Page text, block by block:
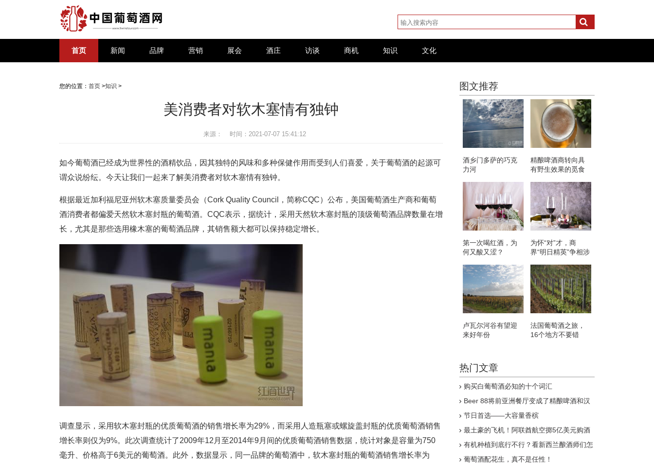
首页 新闻 品牌 营销 展会 酒庄 访谈 商机 知识 文化
您的位置： 首页 >知识 >
美消费者对软木塞情有独钟
来源： 时间：2021-07-07 15:41:12
如今葡萄酒已经成为世界性的酒精饮品，因其独特的风味和多种保健作用而受到人们喜爱，关于葡萄酒的起源可
谓众说纷纭。今天让我们一起来了解美消费者对软木塞情有独钟。
根据最近加利福尼亚州软木塞质量委员会（Cork Quality Council，简称CQC）公布，美国葡萄酒生产商和葡萄
酒消费者都偏爱天然软木塞封瓶的葡萄酒。CQC表示，据统计，采用天然软木塞封瓶的顶级葡萄酒品牌数量在增
长，尤其是那些选用橡木塞的葡萄酒品牌，其销售额大都可以保持稳定增长。
调查显示，采用软木塞封瓶的优质葡萄酒的销售增长率为29%，而采用人造瓶塞或螺旋盖封瓶的优质葡萄酒销售
增长率则仅为9%。此次调查统计了2009年12月至2014年9月间的优质葡萄酒销售数据，统计对象是容量为750
毫升、价格高于6美元的葡萄酒。此外，数据显示，同一品牌的葡萄酒中，软木塞封瓶的葡萄酒销售增长率为
图文推荐
酒乡门多萨的巧克
力河
精酿啤酒商转向具
有野生效果的觅食
第一次喝红酒，为
何又酸又涩？
为怀“对”才，商
界“明日精英”争相涉
卢瓦尔河谷有望迎
来好年份
法国葡萄酒之旅，
16个地方不要错
热门文章
购买白葡萄酒必知的十个词汇
Beer 88将前亚洲餐厅变成了精酿啤酒和汉
节日首选——大容量香槟
最土豪的飞机！阿联酋航空掷5亿美元购酒
有机种植到底行不行？看新西兰酿酒师们怎
葡萄酒配花生，真不是任性！